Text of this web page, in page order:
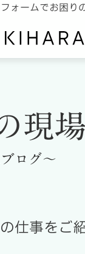
ォームでお困り
現
ログ～
仕事をご